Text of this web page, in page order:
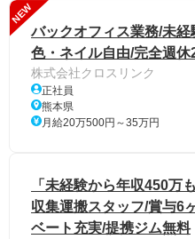
NEW
バックオフィス業務/未
色・ネイル自由/完全週休
株式会社クロスリンク
正社員
熊本県
月給20万500円～35万円
「未経験から年収450万
収集運搬スタッフ/賞与6
ベート充実/提携ジム無料